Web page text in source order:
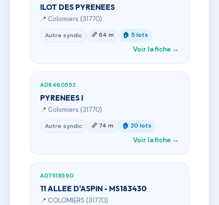
ILOT DES PYRENEES
📍 Colomiers (31770)
Autre syndic 📏 64 m 🏠 5 lots
Voir la fiche →
AD8460552
PYRENEES I
📍 Colomiers (31770)
Autre syndic 📏 74 m 🏠 20 lots
Voir la fiche →
AD7518590
11 ALLEE D'ASPIN - MS183430
📍 COLOMIERS (31770)